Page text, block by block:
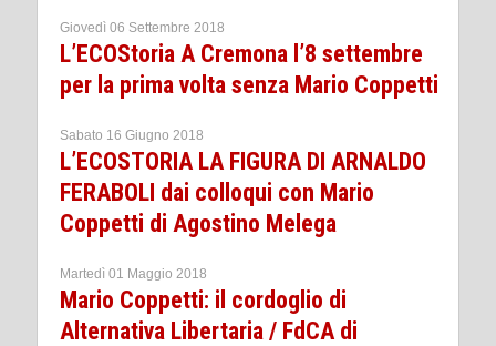
Giovedì 06 Settembre 2018
L’ECOStoria A Cremona l’8 settembre
per la prima volta senza Mario Coppetti
Sabato 16 Giugno 2018
L’ECOSTORIA LA FIGURA DI ARNALDO
FERABOLI dai colloqui con Mario
Coppetti di Agostino Melega
Martedì 01 Maggio 2018
Mario Coppetti: il cordoglio di
Alternativa Libertaria / FdCA di